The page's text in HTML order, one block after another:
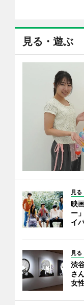
見る・遊ぶ
見る
映
ー
イ
見る
渋
さ
女